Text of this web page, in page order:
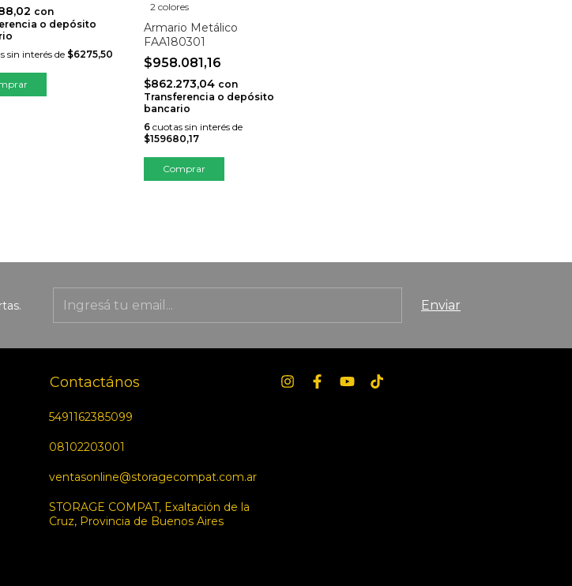
con
o depósito
sin interés de $6275,50
2 colores
Armario Metálico
FAA180301
$958.081,16
$862.273,04 con
Transferencia o depósito
bancario
6 cuotas sin interés de
$159680,17
Comprar
Contactános
5491162385099
08102203001
ventasonline@storagecompat.com.ar
STORAGE COMPAT, Exaltación de la
Cruz, Provincia de Buenos Aires